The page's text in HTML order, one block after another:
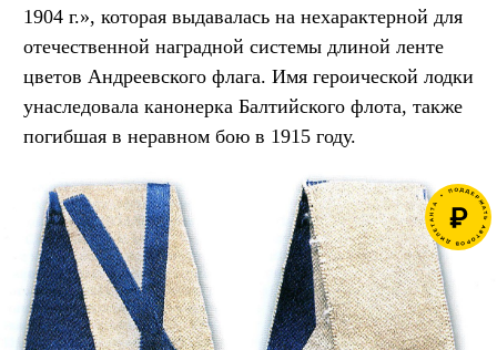
1904 г.», которая выдавалась на нехарактерной для
отечественной наградной системы длиной ленте
цветов Андреевского флага. Имя героической лодки
унаследовала канонерка Балтийского флота, также
погибшая в неравном бою в 1915 году.